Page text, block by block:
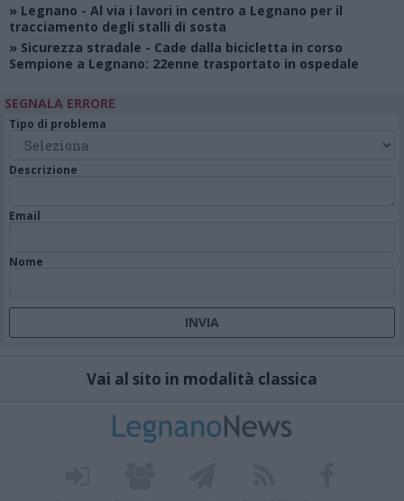
» Legnano - Al via i lavori in centro a Legnano per il
tracciamento degli stalli di sosta
» Sicurezza stradale - Cade dalla bicicletta in corso
Sempione a Legnano: 22enne trasportato in ospedale
SEGNALA ERRORE
Tipo di problema
Descrizione
Email
Nome
Vai al sito in modalità classica